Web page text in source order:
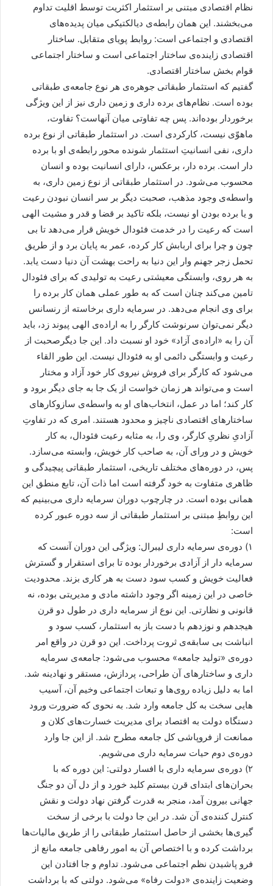
نظام اقتصادی مبتنی بر استثمار اکثریت توسط اقلیت تداوم
می‌بخشند. این همان رابطه‌ی دیالکتیکی میان پدیده‌های
اقتصادی و اجتماعی است: روابط پویای متقابل. ساختار
اقتصادی زاینده‌ی ساختار اجتماعی است و ساختار اجتماعی
قوام بخش ساختار اقتصادی.
گفتیم که استثمار طبقاتی جوهره‌ی هر نوع جامعه‌ی طبقاتی
بوده است. نظام‌های برده داری و زمین داری نیز از این ویژگی
برخوردار بوده‌اند. پس چه تفاوتی میان آنهاست؟ تفاوت،
ماهوّی نیست، کارکردی است. در استثمار طبقاتی از نوع برده
داری، نفی انسانیتِ استثمار شونده محور رابطه‌ی او با برده
دار است. برده دار، برعکس، دارای انسانیت بوده و انسان
محسوب می‌شود. در استثمار طبقاتی از نوع زمین داری، به
واسطه‌ی وجود مذهب، صحبت دیگر بر سر انسان نبودن رعیت
و یا برده بودن او نیست، بلکه تاکید بر قضا و قدر و مشیت الهی
است که رعیت را در خدمت فئودال خویش قرار می‌دهد تا بی
چون و چرا برای اربابش کار کرده، عمر به پایان برد و از طریق
تحمل زجر جهنم وار این دنیا به راحت بهشت آن دنیا دست یابد.
به هر روی، وابستگی معیشتی رعیت به تولیدی که برای فئودال
تامین می‌کند چنان است که به طور عملی همان کار برده را
برای وی انجام می‌دهد. در سرمایه داری برخاسته از رنسانس
دیگر نمی‌توان سرنوشت کارگر را به اراده‌ی الهی پیوند زد، باید
آن را به «اراده‌ی آزاد» خود او نسبت داد. این جا دیگرصحبت از
رعیت و وابستگی دائمی او به فئودال نیست. این طور القاء
می‌شود که کارگر برای فروش نیروی کار خود آزاد و مختار
است و می‌تواند هر زمان خواست از یک جا به جای دیگر برود و
کار کند؛ اما در عمل، انتخاب‌های او به واسطه‌ی سازوکارهای
ساختارهای اقتصادی ناچیز و محدود هستند. امری که در تفاوتِ
آزادیِ نظریِ کارگر، وی را، به مثابه رعیت فئودال، به کار
خویش و در ورای آن، به صاحب کار خویش، وابسته می‌سازد.
پس، در دوره‌های مختلف تاریخی، استثمار طبقاتی پیچیدگی و
ظاهری متفاوت به خود گرفته است اما ذات آن، تابع منطق این
همانی بوده است. در چارچوب دوران سرمایه داری می‌بینیم که
این روابطِ مبتنی بر استثمار طبقاتی از سه دوره عبور کرده
است:
۱) دوره‌ی سرمایه داری لیبرال: ویژگی این دوران آنست که
سرمایه دار از آزادی برخوردار بوده تا برای استقرار و گسترش
فعالیت خویش و کسب سود دست به هر کاری بزند. محدودیت
خاصی در این زمینه اگر وجود داشته مادی و مدیریتی بوده، نه
قانونی و نظارتی. این نوع از سرمایه داری در طول دو قرن
هیجدهم و نوزدهم با دست باز به استثمار، کسب سود و
انباشت بی سابقه‌ی ثروت پرداخت. این دو قرن در واقع امر
دوره‌ی «تولید جامعه» محسوب می‌شود: جامعه‌ی سرمایه
داری و ساختارهای آن طراحی، پردازش، مستقر و نهادینه شد.
اما به دلیل زیاده روی‌ها و تبعات اجتماعی وخیم آن، آسیب
هایی سخت به کل جامعه وارد شد. به نحوی که ضرورت ورود
دستگاه دولت به اقتصاد برای مدیریت خسارت‌های کلان و
ممانعت از فروپاشی کل جامعه مطرح شد. از این جا وارد
دوره‌ی دوم حیات سرمایه داری می‌شویم.
۲) دوره‌ی سرمایه داری با افسار دولتی: این دوره که با
بحران‌های ابتدای قرن بیستم کلید خورد و از دل آن دو جنگ
جهانی بیرون آمد، منجر به قدرت گرفتن نهاد دولت و نقش
کنترل کننده‌ی آن شد. در این جا دولت با برخی از سخت
گیری‌ها بخشی از حاصل استثمار طبقاتی را از طریق مالیات‌ها
برداشت کرده و با اختصاص آن به امور رفاهی جامعه مانع از
فرو پاشیدن نظم اجتماعی می‌شود. تداوم و جا افتادن این
وضعیت زاینده‌ی «دولت رفاه» می‌شود. دولتی که با برداشت